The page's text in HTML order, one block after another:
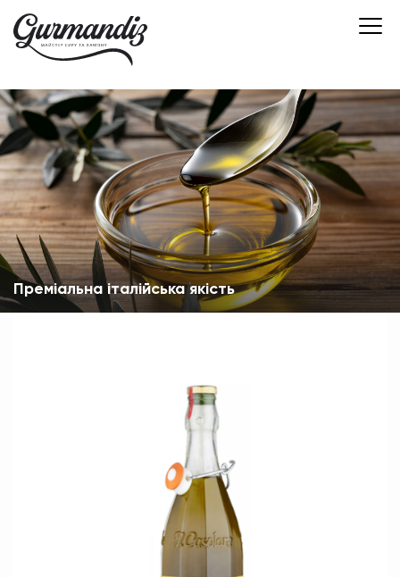
Преміальна італійська якість